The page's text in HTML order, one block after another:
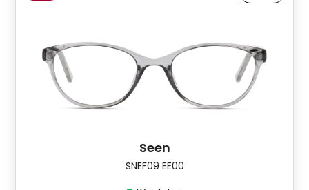
Seen
SNEF09 EE00